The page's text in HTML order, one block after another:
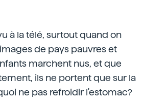
à la télé, surtout quand on
de pays pauvres et
marchent nus, et que
ils ne portent que sur la
ne pas refroidir l'estomac?